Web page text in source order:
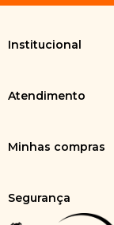
Institucional
Atendimento
Minhas compras
Segurança